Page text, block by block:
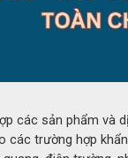
và các bề mặt
và tai nạn lao
1600°C 6H C&G
ngoài, đồng
các sản phẩm và
các trường hợp